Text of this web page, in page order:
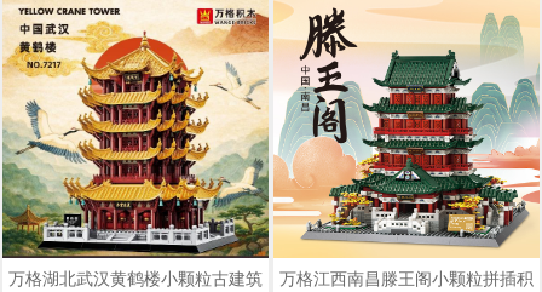
万格湖北武汉黄鹤楼小颗粒古建筑
万格江西南昌滕王阁小颗粒拼插积